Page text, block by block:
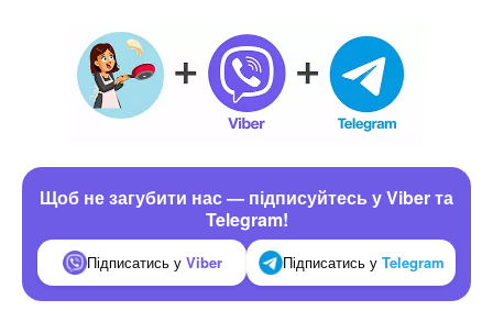
Щоб не загубити нас — підписуйтесь у Viber та
Telegram!
Підписатись у Viber Підписатись у Telegram